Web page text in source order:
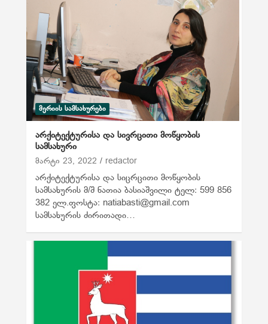
ᲛᲔᲠᲘᲘᲡ ᲡᲐᲛᲡᲐᲮᲣᲠᲔᲑᲘ
არქიტექტურისა და სივრცითი მოწყობის
სამსახური
მარტი 23, 2022 redactor
არქიტექტურისა და სიცრცითი მოწყობის
სამსახურის მ/შ ნათია ბასიაშვილი ტელ: 599 856
382 ელ.ფოსტა: natiabasti@gmail.com
სამსახურის ძირითადი…